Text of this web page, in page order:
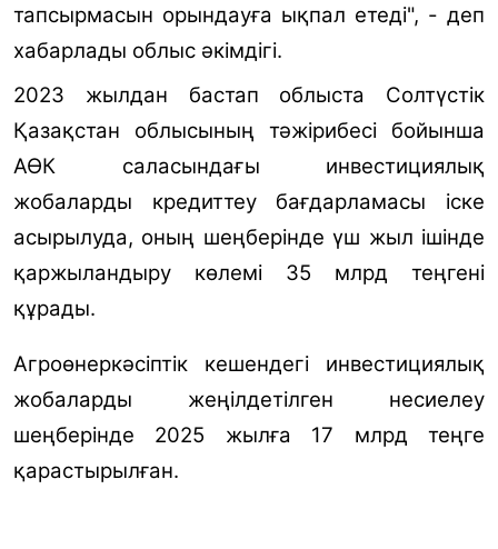
тапсырмасын орындауға ықпал етеді", - деп
хабарлады облыс әкімдігі.
2023 жылдан бастап облыста Солтүстік
Қазақстан облысының тәжірибесі бойынша
АӨК саласындағы инвестициялық
жобаларды кредиттеу бағдарламасы іске
асырылуда, оның шеңберінде үш жыл ішінде
қаржыландыру көлемі 35 млрд теңгені
құрады.
Агроөнеркәсіптік кешендегі инвестициялық
жобаларды жеңілдетілген несиелеу
шеңберінде 2025 жылға 17 млрд теңге
қарастырылған.